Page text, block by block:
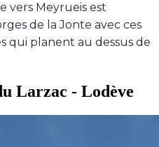
vers Meyrueis est
de la Jonte avec ces
qui planent au dessus de
Larzac - Lodève